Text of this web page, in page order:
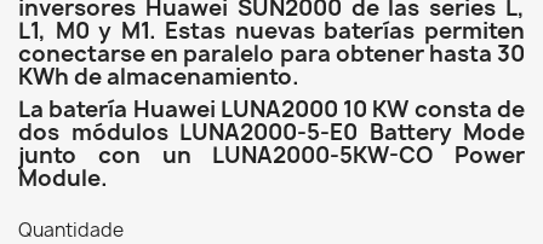
inversores Huawei SUN2000 de las series L,
L1, M0 y M1. Estas nuevas baterías permiten
conectarse en paralelo para obtener hasta 30
KWh de almacenamiento.
La batería Huawei LUNA2000 10 KW consta de
dos módulos LUNA2000-5-E0 Battery Mode
junto con un LUNA2000-5KW-CO Power
Module.
Quantidade